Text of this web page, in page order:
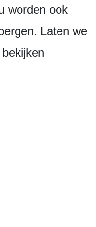
worden ook
Laten we